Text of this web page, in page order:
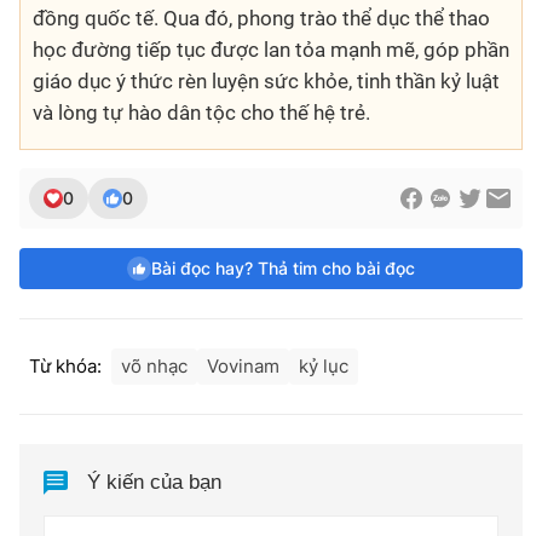
đồng quốc tế. Qua đó, phong trào thể dục thể thao
học đường tiếp tục được lan tỏa mạnh mẽ, góp phần
giáo dục ý thức rèn luyện sức khỏe, tinh thần kỷ luật
và lòng tự hào dân tộc cho thế hệ trẻ.
0 0
Bài đọc hay? Thả tim cho bài đọc
Từ khóa: võ nhạc Vovinam kỷ lục
Ý kiến của bạn